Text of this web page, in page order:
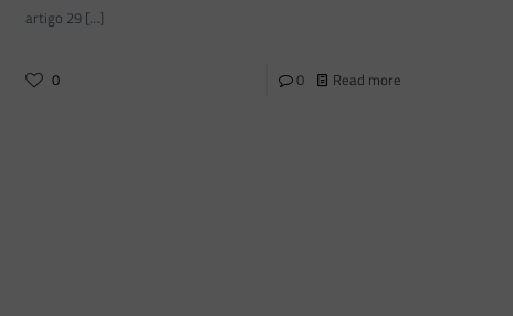
artigo 29 […]
0 0 Read more